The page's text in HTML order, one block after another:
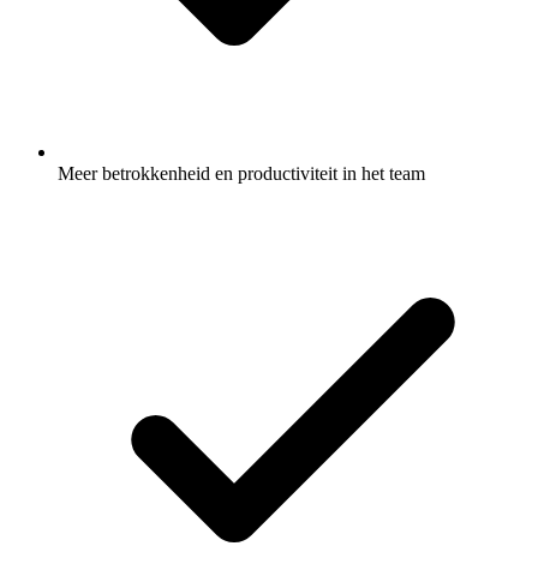
Meer betrokkenheid en productiviteit in het team